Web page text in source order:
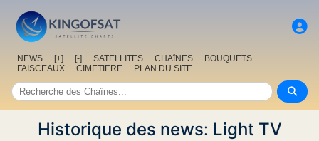
NEWS [+] [-] SATELLITES CHAîNES
BOUQUETS
FAISCEAUX
CIMETIERE PLAN DU SITE
Historique des news: Light TV